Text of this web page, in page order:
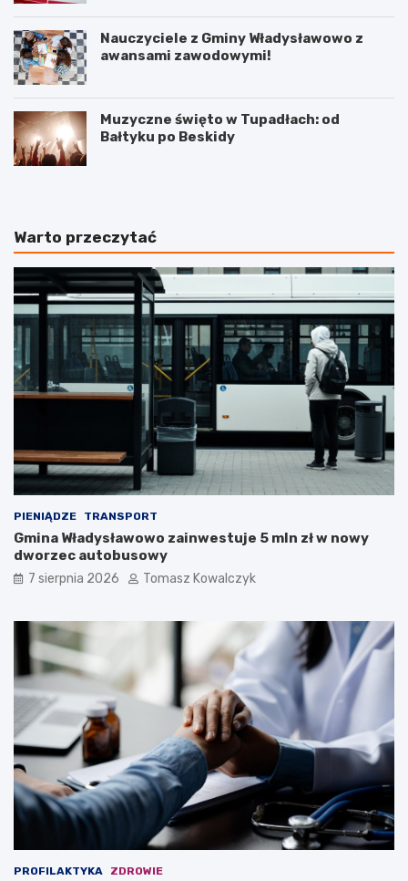
Nauczyciele z Gminy Władysławowo z
awansami zawodowymi!
Muzyczne święto w Tupadłach: od
Bałtyku po Beskidy
Warto przeczytać
PIENIĄDZE TRANSPORT
Gmina Władysławowo zainwestuje 5 mln zł w nowy
dworzec autobusowy
7 sierpnia 2026 Tomasz Kowalczyk
PROFILAKTYKA ZDROWIE